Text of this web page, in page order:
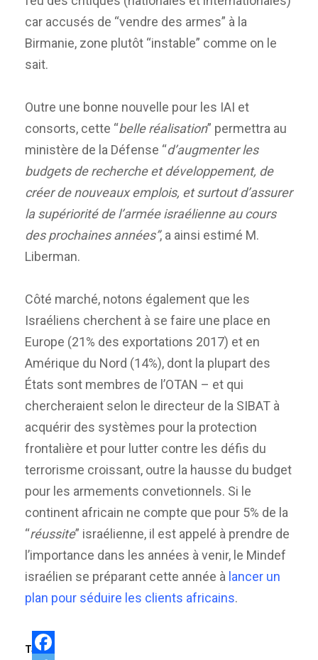
car accusés de “vendre des armes” à la
Birmanie, zone plutôt “instable” comme on le
sait.
Outre une bonne nouvelle pour les IAI et
consorts, cette “belle réalisation” permettra au
ministère de la Défense “d’augmenter les
budgets de recherche et développement, de
créer de nouveaux emplois, et surtout d’assurer
la supériorité de l’armée israélienne au cours
des prochaines années”, a ainsi estimé M.
Liberman.
Côté marché, notons également que les
Israéliens cherchent à se faire une place en
Europe (21% des exportations 2017) et en
Amérique du Nord (14%), dont la plupart des
États sont membres de l’OTAN – et qui
chercheraient selon le directeur de la SIBAT à
acquérir des systèmes pour la protection
frontalière et pour lutter contre les défis du
terrorisme croissant, outre la hausse du budget
pour les armements convetionnels. Si le
continent africain ne compte que pour 5% de la
“réussite” israélienne, il est appelé à prendre de
l’importance dans les années à venir, le Mindef
israélien se préparant cette année à lancer un
plan pour séduire les clients africains.
Tags: